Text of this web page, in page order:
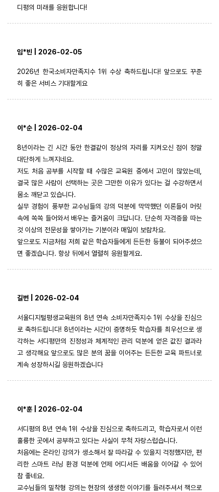
디평의 미래를 응원합니다!
임*빈 | 2026-02-05
2026년 한국소비자만족지수 1위 수상 축하드립니다! 앞으로도 꾸준
히 좋은 서비스 기대할게요
이*순 | 2026-02-04
8년이라는 긴 시간 동안 한결같이 정상의 자리를 지켜오신 점이 정말
대단하게 느껴지네요.
저도 처음 공부를 시작할 때 수많은 교육원 중에서 고민이 많았는데,
결국 많은 사람이 선택하는 곳은 그만한 이유가 있다는 걸 수강하면서
몸소 깨닫고 있습니다.
실무 경험이 풍부한 교수님들의 강의 덕분에 막막했던 이론들이 머릿
속에 쏙쏙 들어와서 배우는 즐거움이 크답니다. 단순히 자격증을 따는
것 이상의 전문성을 쌓아가는 기분이라 매일이 보람차요.
앞으로도 지금처럼 저희 같은 학습자들에게 든든한 등불이 되어주셨으
면 좋겠습니다. 항상 뒤에서 열렬히 응원할게요.
길번 | 2026-02-04
서울디지털평생교육원의 8년 연속 소비자만족지수 1위 수상을 진심으
로 축하드립니다! 8년이라는 시간이 증명하듯 학습자를 최우선으로 생
각하는 서디평만의 진정성과 체계적인 관리 덕분에 얻은 값진 결과라
고 생각해요 앞으로도 많은 분의 꿈을 이어주는 든든한 교육 파트너로
계속 성장하시길 응원하겠습니다
이*훈 | 2026-02-04
서디평의 8년 연속 1위 수상을 진심으로 축하드리고, 학습자로서 이런
훌륭한 곳에서 공부하고 있다는 사실이 무척 자랑스럽습니다.
처음에는 온라인 강의가 생소해서 잘 따라갈 수 있을지 걱정했지만, 편
리한 스마트 러닝 환경 덕분에 언제 어디서든 배움을 이어갈 수 있어
참 좋네요.
교수님들의 밀착형 강의는 현장의 생생한 이야기를 들려주셔서 책으로